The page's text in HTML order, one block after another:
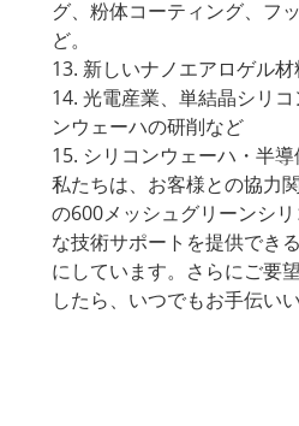
グ、粉体コーティング、フ
ど。
13. 新しいナノエアロゲル
14. 光電産業、単結晶シリ
ンウェーハの研削など
15. シリコンウェーハ・半
私たちは、お客様との協力
の600メッシュグリーンシ
な技術サポートを提供でき
にしています。さらにご要
したら、いつでもお手伝い